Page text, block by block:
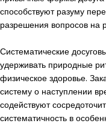
способствуют разуму
разрешения вопросов на
Систематические
удерживать природные
физическое здоровье.
систему о наступлении
содействуют
систематичность в